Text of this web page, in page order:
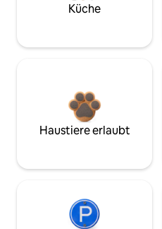
Küche
Haustiere erlaubt